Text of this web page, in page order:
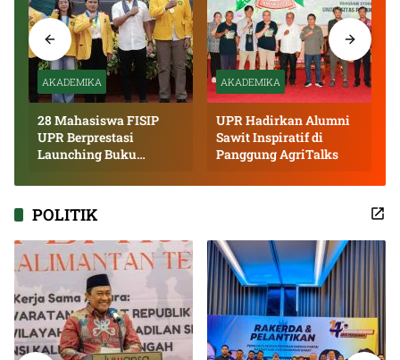
AKADEMIKA
28 Mahasiswa FISIP
UPR Berprestasi
Launching Buku
AKADEMIKA
UPR Hadirkan Alumni
Sawit Inspiratif di
Panggung AgriTalks
POLITIK